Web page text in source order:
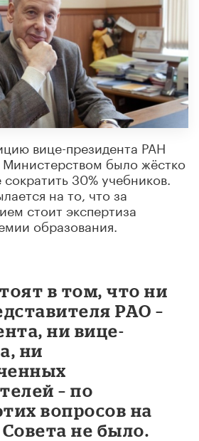
вице-президента РАН
Министерством было жёстко
30% учебников.
на то, что за
стоит экспертиза
образования.
в том, что ни
РАО –
ни вице-
ни
– по
вопросов на
не было.